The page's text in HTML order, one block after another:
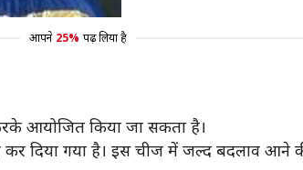
आपने 25% पढ़ लिया है
आयोजित किया जा सकता है।
दिया गया है। इस चीज में जल्द बदलाव आने